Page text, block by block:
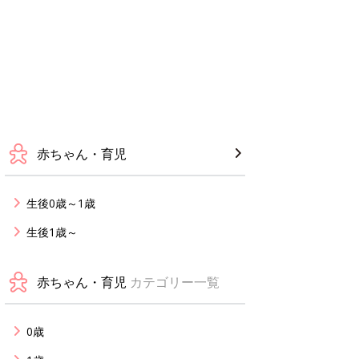
赤ちゃん・育児
生後0歳～1歳
生後1歳～
赤ちゃん・育児 カテゴリー一覧
0歳